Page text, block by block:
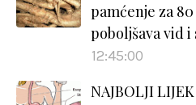
pamćenje za
poboljšava vid i
12:45:00
NAJBOLJI